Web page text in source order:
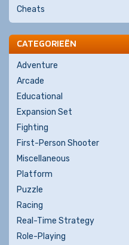
Cheats
CATEGORIEËN
Adventure
Arcade
Educational
Expansion Set
Fighting
First-Person Shooter
Miscellaneous
Platform
Puzzle
Racing
Real-Time Strategy
Role-Playing